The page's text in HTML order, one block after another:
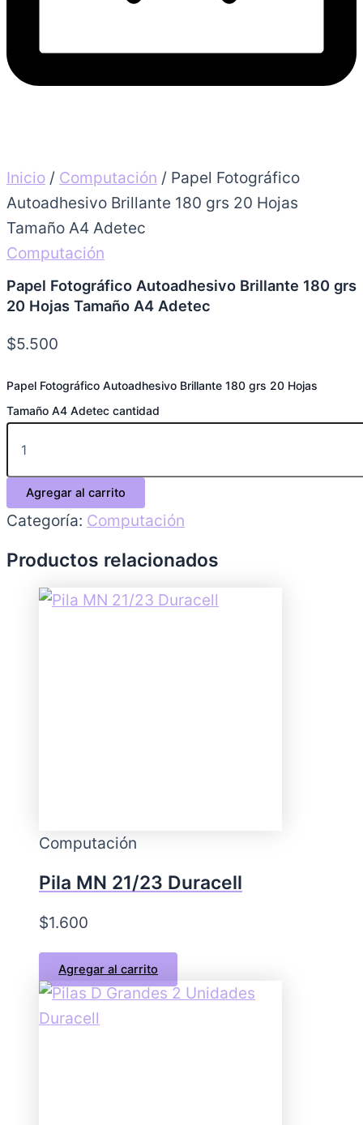
Inicio / Computación / Papel Fotográfico
Autoadhesivo Brillante 180 grs 20 Hojas
Tamaño A4 Adetec
Computación
Papel Fotográfico Autoadhesivo Brillante 180 grs
20 Hojas Tamaño A4 Adetec
$5.500
Papel Fotográfico Autoadhesivo Brillante 180 grs 20 Hojas
Tamaño A4 Adetec cantidad
Agregar al carrito
Categoría: Computación
Productos relacionados
Computación
Pila MN 21/23 Duracell
$1.600
Agregar al carrito